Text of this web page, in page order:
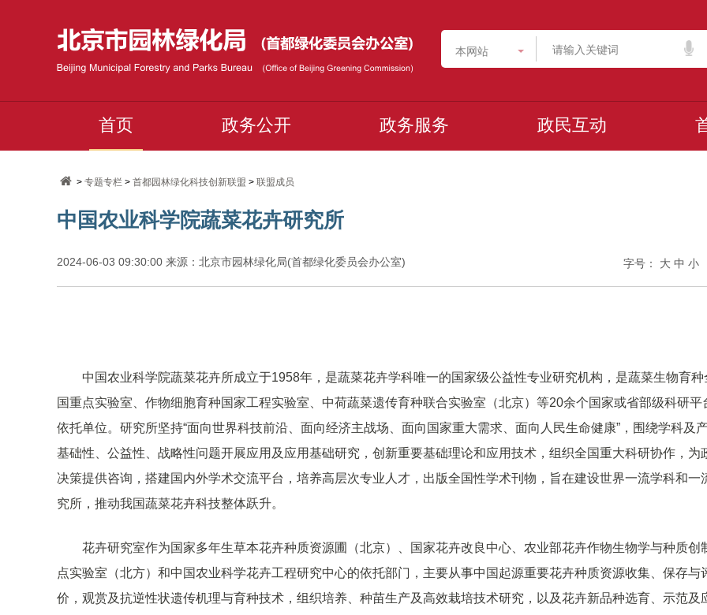
本网站
首页 政务公开 政务服务 政民互动
>专题专栏 >首都园林绿化科技创新联盟 >联盟成员
中国农业科学院蔬菜花卉研究所
字号： 大 中 小
2024-06-03 09:30:00 来源：北京市园林绿化局(首都绿化委员会办公室)
中国农业科学院蔬菜花卉所成立于1958年，是蔬菜花卉学科唯一的国家级公益性专业研究机构，是蔬菜生物育种
国重点实验室、作物细胞育种国家工程实验室、中荷蔬菜遗传育种联合实验室（北京）等20余个国家或省部级科研平
依托单位。研究所坚持“面向世界科技前沿、面向经济主战场、面向国家重大需求、面向人民生命健康”，围绕学科及
基础性、公益性、战略性问题开展应用及应用基础研究，创新重要基础理论和应用技术，组织全国重大科研协作，为
决策提供咨询，搭建国内外学术交流平台，培养高层次专业人才，出版全国性学术刊物，旨在建设世界一流学科和一
究所，推动我国蔬菜花卉科技整体跃升。
花卉研究室作为国家多年生草本花卉种质资源圃（北京）、国家花卉改良中心、农业部花卉作物生物学与种质创
点实验室（北方）和中国农业科学花卉工程研究中心的依托部门，主要从事中国起源重要花卉种质资源收集、保存与
价，观赏及抗逆性状遗传机理与育种技术，组织培养、种苗生产及高效栽培技术研究，以及花卉新品种选育、示范及